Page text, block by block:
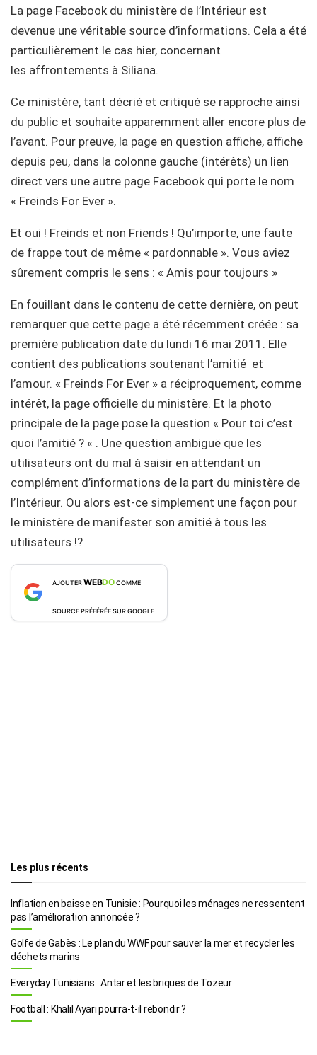
La page Facebook du ministère de l’Intérieur est
devenue une véritable source d’informations. Cela a été
particulièrement le cas hier, concernant
les affrontements à Siliana.
Ce ministère, tant décrié et critiqué se rapproche ainsi
du public et souhaite apparemment aller encore plus de
l’avant. Pour preuve, la page en question affiche, affiche
depuis peu, dans la colonne gauche (intérêts) un lien
direct vers une autre page Facebook qui porte le nom
« Freinds For Ever ».
Et oui ! Freinds et non Friends ! Qu’importe, une faute
de frappe tout de même « pardonnable ». Vous aviez
sûrement compris le sens : « Amis pour toujours »
En fouillant dans le contenu de cette dernière, on peut
remarquer que cette page a été récemment créée : sa
première publication date du lundi 16 mai 2011. Elle
contient des publications soutenant l’amitié et
l’amour. « Freinds For Ever » a réciproquement, comme
intérêt, la page officielle du ministère. Et la photo
principale de la page pose la question « Pour toi c’est
quoi l’amitié ? « . Une question ambiguë que les
utilisateurs ont du mal à saisir en attendant un
complément d’informations de la part du ministère de
l’Intérieur. Ou alors est-ce simplement une façon pour
le ministère de manifester son amitié à tous les
utilisateurs !?
AJOUTERWEBDOCOMME
SOURCE PRÉFÉRÉE SUR GOOGLE
Les plus récents
Inflation en baisse en Tunisie : Pourquoi les ménages ne ressentent
pas l’amélioration annoncée ?
Golfe de Gabès : Le plan du WWF pour sauver la mer et recycler les
déchets marins
Everyday Tunisians : Antar et les briques de Tozeur
Football : Khalil Ayari pourra-t-il rebondir ?